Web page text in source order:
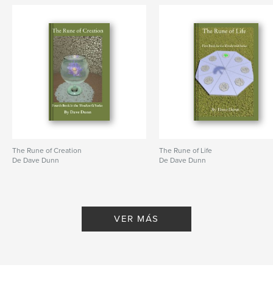
The Rune of Creation
De Dave Dunn
The Rune of Life
De Dave Dunn
VER MÁS